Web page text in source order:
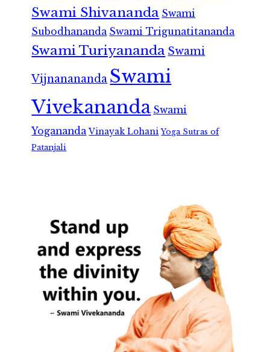
Swami Shivananda Swami
Subodhananda Swami Trigunatitananda
Swami Turiyananda Swami
Vijnanananda Swami
Vivekananda Swami
Yogananda Vinayak Lohani Yoga Sutras of
Patanjali